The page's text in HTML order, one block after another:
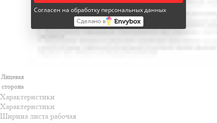
Лицевая
сторона
Характеристики
Характеристики
Ширина листа рабочая
Согласен на обработку персональных данных
Сделано в